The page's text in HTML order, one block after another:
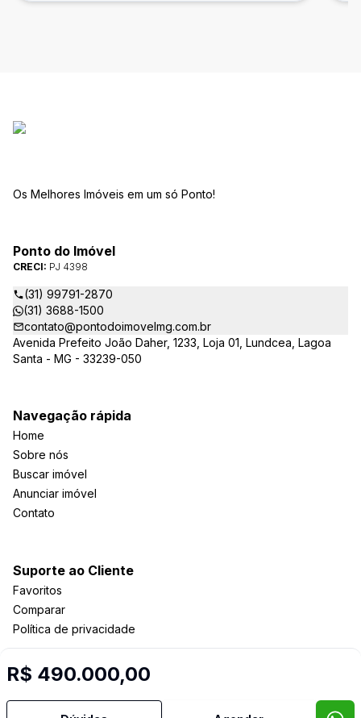
R$ 490.000,00
Os Melhores Imóveis em um só Ponto!
Ponto do Imóvel
CRECI: PJ 4398
(31) 99791-2870
(31) 3688-1500
contato@pontodoimovelmg.com.br
Avenida Prefeito João Daher, 1233, Loja 01, Lundcea, Lagoa
Santa - MG - 33239-050
Navegação rápida
Home
Sobre nós
Buscar imóvel
Anunciar imóvel
Contato
Suporte ao Cliente
Favoritos
Comparar
Política de privacidade
Selo de Tecnologia Loft